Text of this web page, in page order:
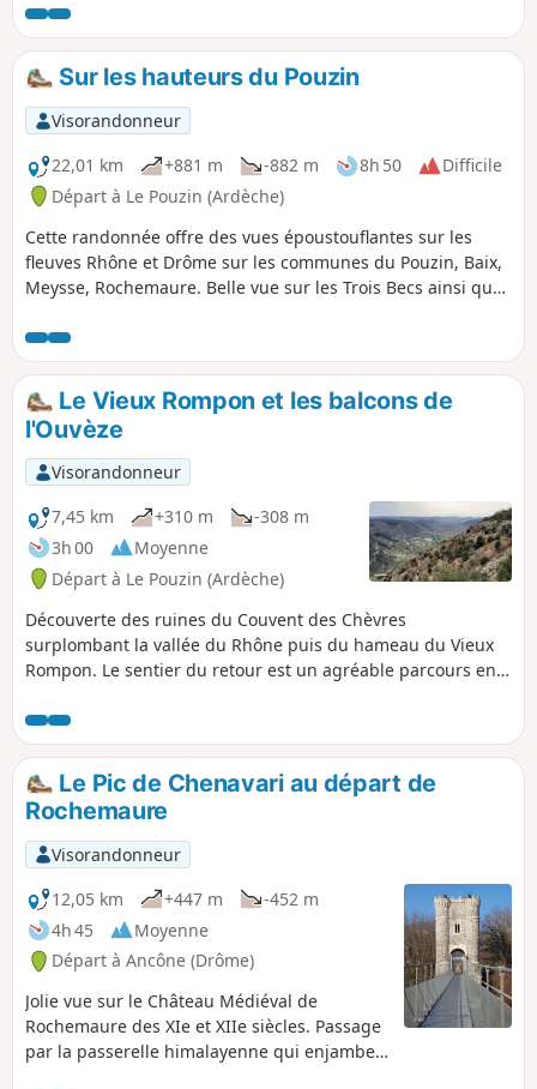
surplombant la vallée de l'Ouvèze est
très plaisant mais pourrait s'avérer
vertigineux pour certains. Les crêtes
offrent une très belle vue panoramique
sur les Baronnies et le Vercors. Ne
jamais sortir de l'itinéraire désormais
très bien balisé.
Sur les hauteurs du Pouzin
Visorandonneur
22,01 km
+881 m -882 m 8h 50
Difficile
Départ à Le Pouzin (Ardèche)
Cette randonnée offre des vues époustouflantes sur les
fleuves Rhône et Drôme sur les communes du Pouzin, Baix,
Meysse, Rochemaure. Belle vue sur les Trois Becs ainsi que
Le Vieux Rompon et les balcons de
l'Ouvèze
Visorandonneur
7,45 km
+310 m
-308 m
3h 00
Moyenne
Départ à Le Pouzin (Ardèche)
Découverte des ruines du Couvent des Chèvres
surplombant la vallée du Rhône puis du hameau du Vieux
Rompon. Le sentier du retour est un agréable parcours en
magnifiques points de vue.
Le Pic de Chenavari au départ de
Rochemaure
Visorandonneur
12,05 km
+447 m
-452 m
4h 45
Moyenne
Départ à Ancône (Drôme)
Jolie vue sur le Château Médiéval de
Rochemaure des XIe et XIIe siècles. Passage
par la passerelle himalayenne qui enjambe